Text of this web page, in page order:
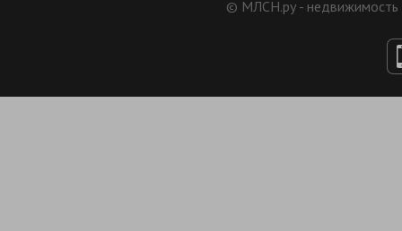
© МЛСН.ру - недвижимость